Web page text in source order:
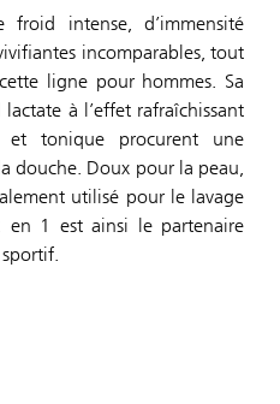
froid intense, d’immensité
incomparables, tout
ligne pour hommes. Sa
à l’effet rafraîchissant
tonique procurent une
douche. Doux pour la peau,
utilisé pour le lavage
en 1 est ainsi le partenaire